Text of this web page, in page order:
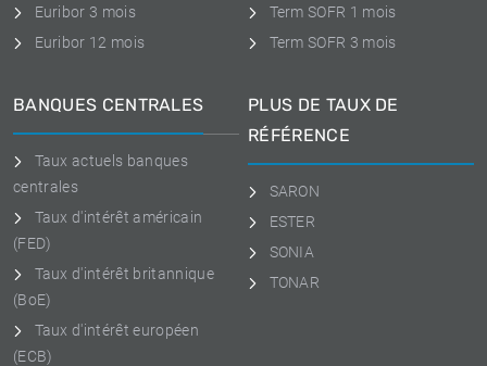
Euribor 3 mois
Euribor 12 mois
Term SOFR 1 mois
Term SOFR 3 mois
BANQUES CENTRALES
Taux actuels banques
centrales
Taux d'intérêt américain
(FED)
Taux d'intérêt britannique
(BoE)
Taux d'intérêt européen
(ECB)
PLUS DE TAUX DE
RÉFÉRENCE
SARON
ESTER
SONIA
TONAR